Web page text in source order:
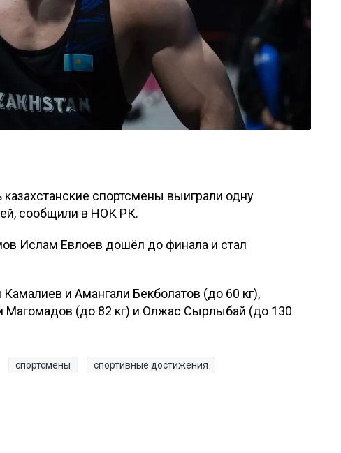
спортсмены выиграли одну
сообщили в НОК РК.
Ислам Евлоев дошёл до финала и стал
и Амангали Бекболатов (до 60 кг),
Магомадов (до 82 кг) и Олжас Сырлыбай (до 130
спортсмены спортивные достижения